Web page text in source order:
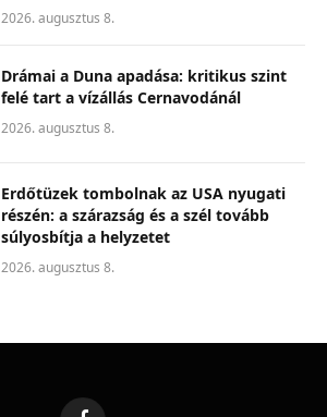
2026. augusztus 8.
Drámai a Duna apadása: kritikus szint
felé tart a vízállás Cernavodánál
2026. augusztus 8.
Erdőtüzek tombolnak az USA nyugati
részén: a szárazság és a szél tovább
súlyosbítja a helyzetet
2026. augusztus 8.